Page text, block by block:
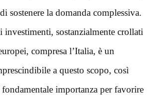
sostenere la domanda complessiva.
investimenti, sostanzialmente crollati
compresa l’Italia, è un
a questo scopo, così
importanza per favorire